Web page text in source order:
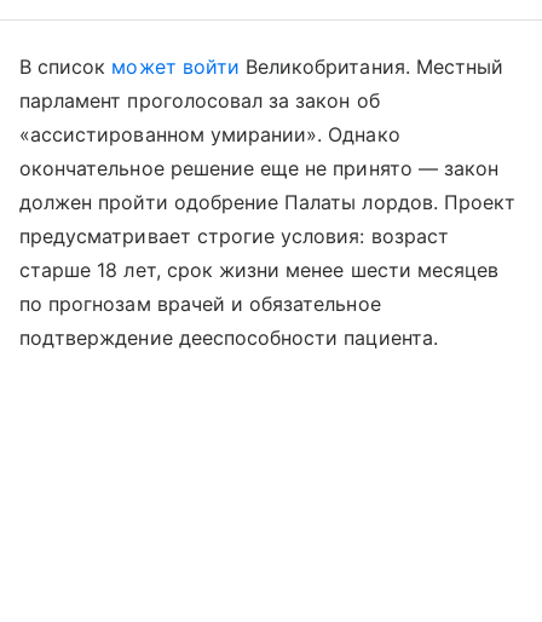
В список может войти Великобритания. Местный
парламент проголосовал за закон об
«ассистированном умирании». Однако
окончательное решение еще не принято — закон
должен пройти одобрение Палаты лордов. Проект
предусматривает строгие условия: возраст
старше 18 лет, срок жизни менее шести месяцев
по прогнозам врачей и обязательное
подтверждение дееспособности пациента.